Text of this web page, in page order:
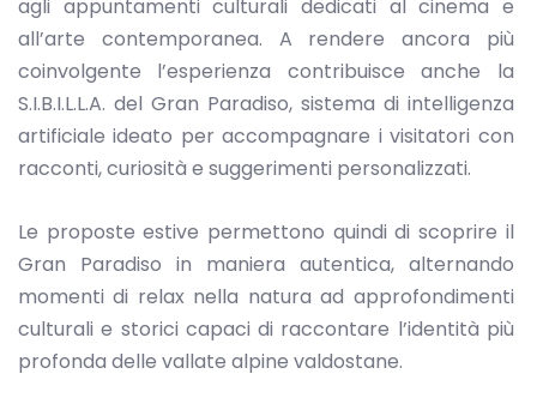
agli appuntamenti culturali dedicati al cinema e
all’arte contemporanea. A rendere ancora più
coinvolgente l’esperienza contribuisce anche la
S.I.B.I.L.L.A. del Gran Paradiso, sistema di intelligenza
artificiale ideato per accompagnare i visitatori con
racconti, curiosità e suggerimenti personalizzati.
Le proposte estive permettono quindi di scoprire il
Gran Paradiso in maniera autentica, alternando
momenti di relax nella natura ad approfondimenti
culturali e storici capaci di raccontare l’identità più
profonda delle vallate alpine valdostane.